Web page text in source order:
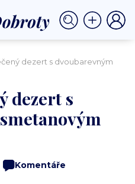
dezert s dvoubarevným
dezert s
Komentáře